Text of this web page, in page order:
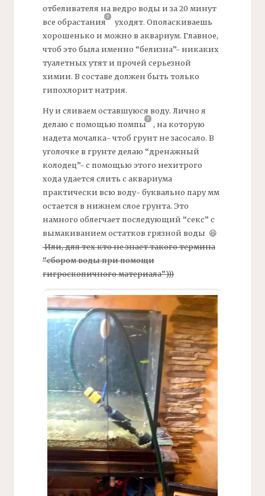
отбеливателя на ведро воды и за 20 минут
все обрастания
уходят. Ополаскиваешь
хорошенько и можно в аквариум. Главное,
чтоб это была именно “белизна”- никаких
туалетных утят и прочей серьезной
химии. В составе должен быть только
гипохлорит натрия.
Ну и сливаем оставшуюся воду. Лично я
делаю с помощью помпы , на которую
надета мочалка- чтоб грунт не засосало. В
уголочке в грунте делаю “дренажный
колодец”- с помощью этого нехитрого
хода удается слить с аквариума
практически всю воду- буквально пару мм
остается в нижнем слое грунта. Это
намного облегчает последующий “секс” с
вымакиванием остатков грязной воды 😆
Или, для тех кто не знает такого термина
“сбором воды при помощи
гигроскопичного материала”)))